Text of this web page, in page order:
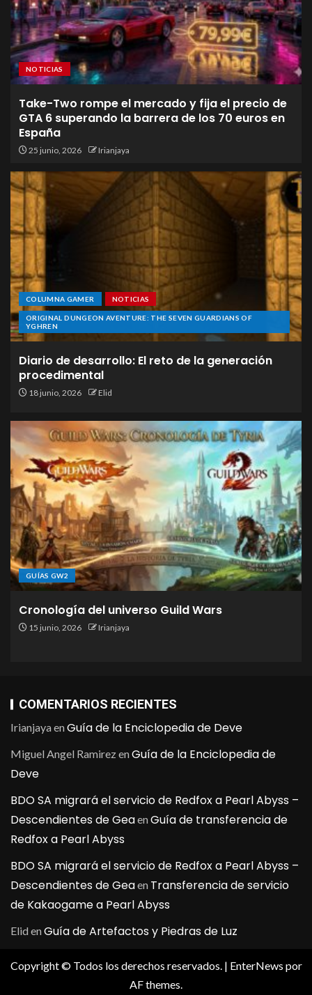
NOTICIAS
Take-Two rompe el mercado y fija el precio de
GTA 6 superando la barrera de los 70 euros en
España
25 junio, 2026 Irianjaya
COLUMNA GAMER NOTICIAS
ORIGINAL DUNGEON AVENTURE: THE SEVEN GUARDIANS OF
YGHREN
Diario de desarrollo: El reto de la generación
procedimental
18 junio, 2026 Elid
GUÍAS GW2
Cronología del universo Guild Wars
15 junio, 2026 Irianjaya
COMENTARIOS RECIENTES
IrianjayaenGuía de la Enciclopedia de Deve
Miguel Angel RamirezenGuía de la Enciclopedia de
Deve
BDO SA migrará el servicio de Redfox a Pearl Abyss –
Descendientes de GeaenGuía de transferencia de
Redfox a Pearl Abyss
BDO SA migrará el servicio de Redfox a Pearl Abyss –
Descendientes de Geaen Transferencia de servicio
de Kakaogame a Pearl Abyss
ElidenGuía de Artefactos y Piedras de Luz
Copyright © Todos los derechos reservados. | EnterNews por
AF themes.